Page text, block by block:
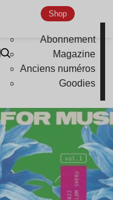
Shop
Abonnement
Magazine
Anciens numéros
Goodies